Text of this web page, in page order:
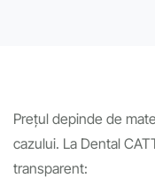
Prețul depinde de
cazului. La Dental
transparent: